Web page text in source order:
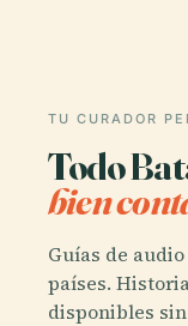
TU CURADOR
Todo
bien
Guías de
países.
disponibles